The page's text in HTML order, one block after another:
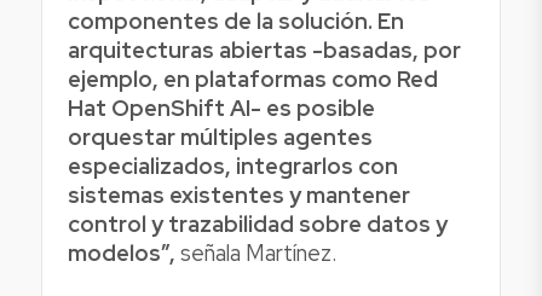
componentes de la solución. En
arquitecturas abiertas -basadas, por
ejemplo, en plataformas como Red
Hat OpenShift AI- es posible
orquestar múltiples agentes
especializados, integrarlos con
sistemas existentes y mantener
control y trazabilidad sobre datos y
modelos”, señala Martínez.